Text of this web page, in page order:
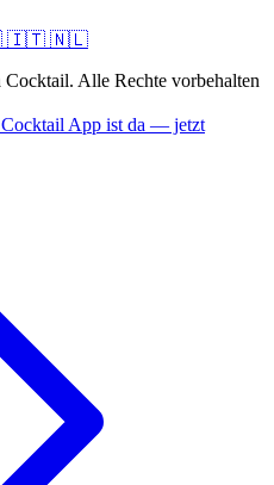
🇮🇹 🇳🇱
Alle Rechte vorbehalten
App ist da — jetzt